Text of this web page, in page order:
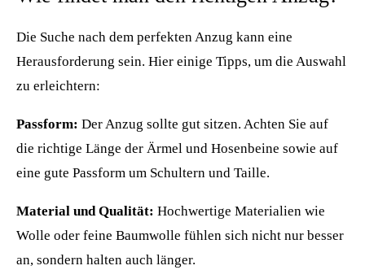
Die Suche nach dem perfekten Anzug kann eine
Herausforderung sein. Hier einige Tipps, um die Auswahl
zu erleichtern:
Passform: Der Anzug sollte gut sitzen. Achten Sie auf
die richtige Länge der Ärmel und Hosenbeine sowie auf
eine gute Passform um Schultern und Taille.
Material und Qualität: Hochwertige Materialien wie
Wolle oder feine Baumwolle fühlen sich nicht nur besser
an, sondern halten auch länger.